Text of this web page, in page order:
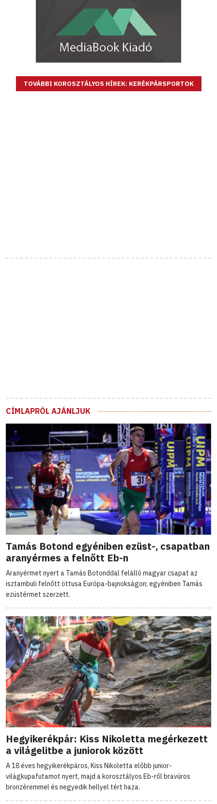
TOVÁBBI KOROSZTÁLYOS HÍREK: KERÉKPÁRSPORTOK
CÍMLAPRÓL AJÁNLJUK
Tamás Botond egyéniben ezüst-, csapatban
aranyérmes a felnőtt Eb-n
Aranyérmet nyert a Tamás Botonddal felálló magyar csapat az
isztambuli felnőtt öttusa Európa-bajnokságon; egyéniben Tamás
ezüstérmet szerzett.
Hegyikerékpár: Kiss Nikoletta megérkezett
a világelitbe a juniorok között
A 18 éves hegyikerékpáros, Kiss Nikoletta előbb junior-
világkupafutamot nyert, majd a korosztályos Eb-ről bravúros
bronzéremmel és negyedik hellyel tért haza.